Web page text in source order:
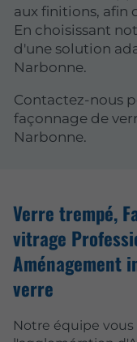
aux finitions, afin
En choisissant
d'une solution
Narbonne.
Contactez-nous
façonnage de
Narbonne.
Verre trempé,
vitrage
Aménagement
verre
Notre équipe vous